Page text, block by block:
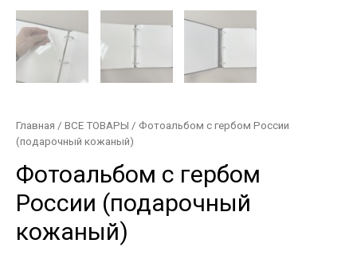
Главная / ВСЕ ТОВАРЫ / Фотоальбом с гербом России
(подарочный кожаный)
Фотоальбом с гербом
России (подарочный
кожаный)